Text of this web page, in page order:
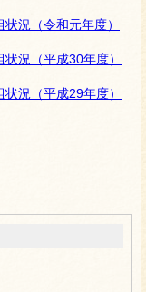
況（令和元年度）
況（平成30年度）
況（平成29年度）